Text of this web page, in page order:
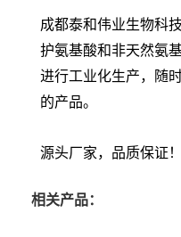
成都泰和伟业生物科
护氨基酸和非天然氨
进行工业化生产，随
的产品。
源头厂家，品质保证！
相关产品：